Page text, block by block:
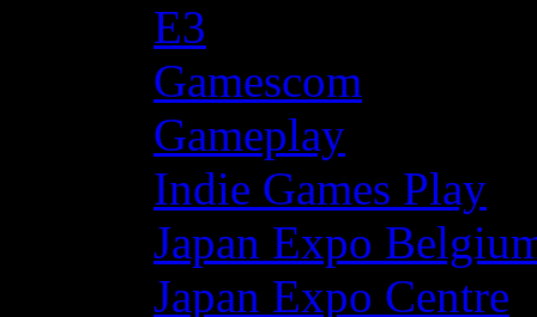
E3
Gamescom
Gameplay
Indie Games Play
Japan Expo
Japan Expo Centre